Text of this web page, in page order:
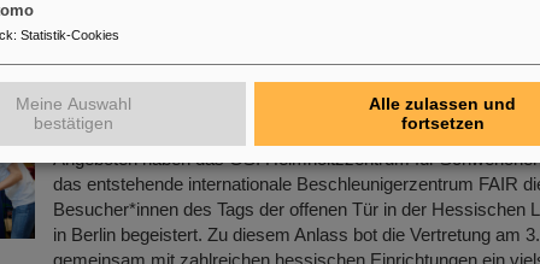
Tür in der Hessischen Landesvertretung in
positive Bilanz
Mit spannenden Einblicken in die Welt der Forschung und
Angeboten haben das GSI Helmholtzzentrum für
das entstehende internationale Beschleunigerzentrum FAIR
Besucher*innen des Tags der offenen Tür in der Hessischen
in Berlin begeistert. Zu diesem Anlass bot die Vertretung am
gemeinsam mit zahlreichen hessischen Einrichtungen ein
: Statistik-Cookies
Meine Auswahl
bestätigen
Alle zulassen und
fortsetzen